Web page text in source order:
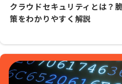
クラウドセキュリティとは？
策をわかりやすく解説